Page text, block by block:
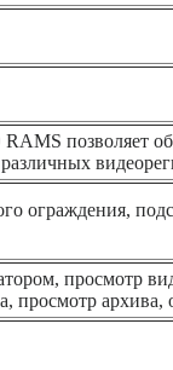
позволяет
ограждения,
просмотр
просмотр архива,